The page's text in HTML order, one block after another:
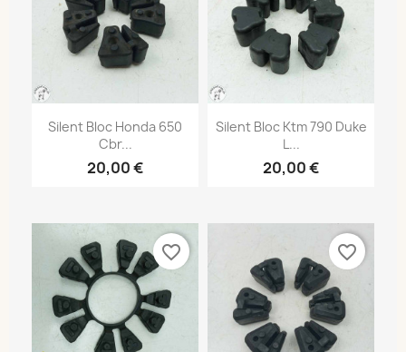
Silent Bloc Honda 650
Cbr...
20,00 €
Silent Bloc Ktm 790 Duke
L...
20,00 €
favorite_border favorite_border